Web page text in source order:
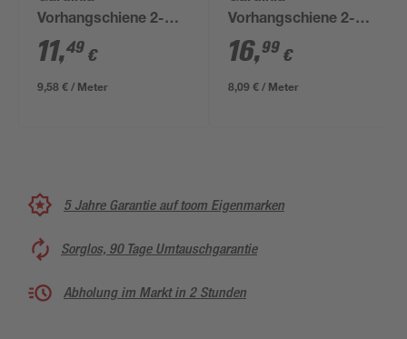
Vorhangschiene 2-
läufig weiß 120 cm
11,49 €
9,58 € / Meter
Vorhangschiene 2-
läufig weiß 210 cm
16,99 €
8,09 € / Meter
5 Jahre Garantie auf toom Eigenmarken
Sorglos, 90 Tage Umtauschgarantie
Abholung im Markt in 2 Stunden